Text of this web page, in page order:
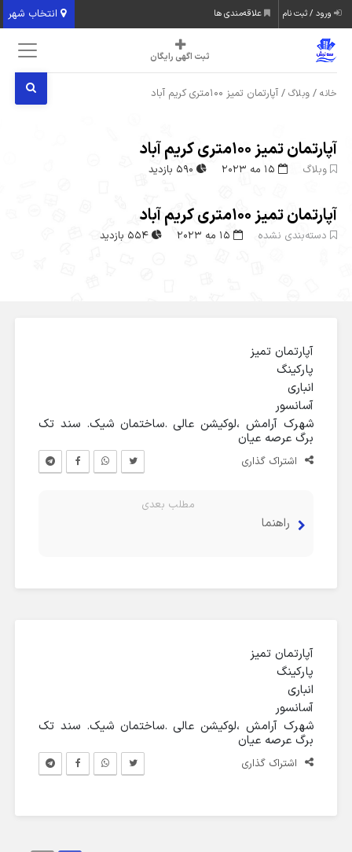
انتخاب شهر ورود / ثبت نام علاقه‌مندی ها
ثبت اگهی رایگان
خانه /وبلاگ / آپارتمان تمیز ۱۰۰متری کریم آباد
آپارتمان تمیز ۱۰۰متری کریم آباد
وبلاگ
آپارتمان تمیز ۱۰۰متری کریم آباد
دسته‌بندی نشده 554 بازدید
آپارتمان تمیز
پارکینگ
انباری
آسانسور
شهرک آرامش ،لوکیشن عالی .ساختمان شیک. سند تک
برگ عرصه عیان
اشتراک گذاری
مطلب بعدی
راهنما
آپارتمان تمیز ۱۰۰متری کریم آباد
آپارتمان تمیز
پارکینگ
انباری
آسانسور
شهرک آرامش ،لوکیشن عالی .ساختمان شیک. سند تک
برگ عرصه عیان
اشتراک گذاری